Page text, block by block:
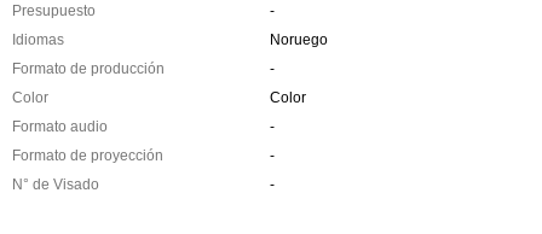
Presupuesto
-
Idiomas
Noruego
Formato de producción
-
Color
Color
Formato audio
-
Formato de proyección
-
N° de Visado
-